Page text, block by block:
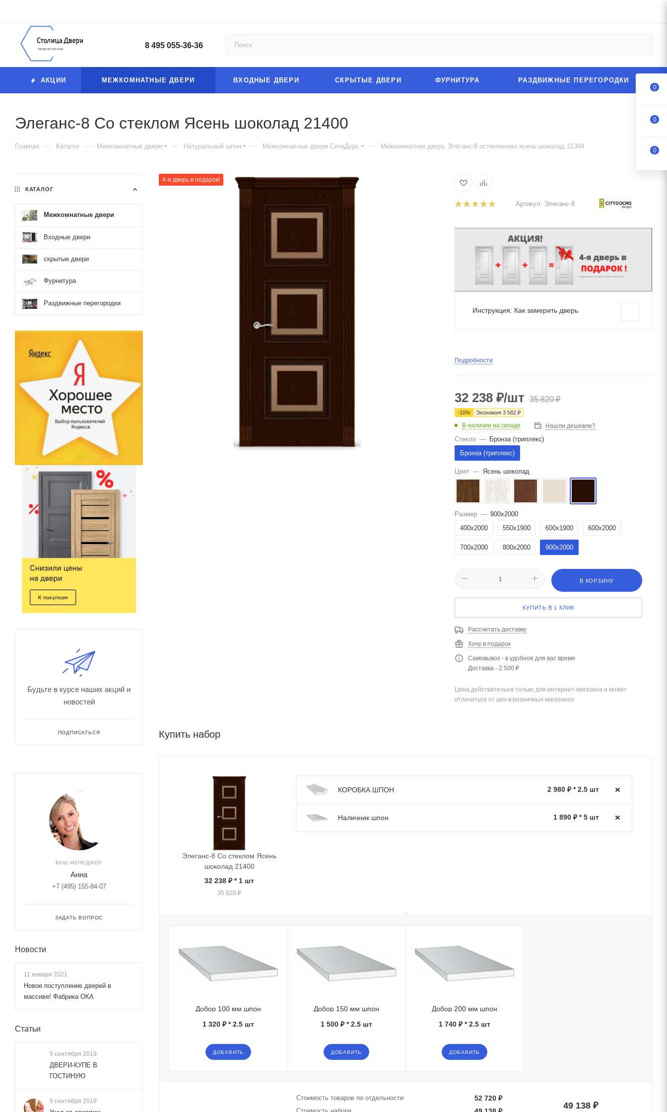
8 495 055-36-36
АКЦИИ МЕЖКОМНАТНЫЕ ДВЕРИ ВХОДНЫЕ ДВЕРИ СКРЫТЫЕ ДВЕРИ ФУРНИТУРА РАЗДВИЖНЫЕ ПЕРЕГОРОДКИ
Элеганс-8 Со стеклом Ясень шоколад 21400
Главная — Каталог — Межкомнатные двери — Натуральный шпон — Межкомнатные двери СитиДорс — Межкомнатная дверь Элеганс-8 остекленная ясень шоколад 21394
4-я дверь в подарок!
Артикул: Элеганс-8
Инструкция: Как замерить дверь
Подробности
32 238 ₽/шт 35 820₽
-10% Экономия3 582 ₽
В наличии на складе Нашли дешевле?
Стекло — Бронза (триплекс)
Бронза (триплекс)
Цвет — Ясень шоколад
Размер — 900x2000
400x2000
550x1900 600x1900 600x2000
700x2000 800x2000 900x2000
В КОРЗИНУ
КУПИТЬ В 1 КЛИК
Рассчитать доставку
Хочу в подарок
Самовывоз - в удобное для вас время
Доставка - 2 500 ₽
Цена действительна только для интернет-магазина и может
отличаться от цен в розничных магазинах
Купить набор
Элеганс-8 Со стеклом Ясень
шоколад 21400
32 238 ₽ * 1 шт
35 820 ₽
КОРОБКА ШПОН 2 980 ₽ * 2.5 шт
Наличник шпон 1 890 ₽ * 5 шт
Добор 100 мм шпон
1 320 ₽ * 2.5 шт
ДОБАВИТЬ
Добор 150 мм шпон
1 500 ₽ * 2.5 шт
ДОБАВИТЬ
Добор 200 мм шпон
1 740 ₽ * 2.5 шт
ДОБАВИТЬ
Стоимость товаров по отдельности 52 720 ₽
49 138 ₽
КАТАЛОГ
Межкомнатные двери
Входные двери
скрытые двери
Фурнитура
Раздвижные перегородки
Будьте в курсе наших акций и
новостей
ПОДПИСАТЬСЯ
ВАШ МЕНЕДЖЕР
Анна
+7 (495) 155-84-07
ЗАДАТЬ ВОПРОС
Новости
11 января 2021
Новое поступление дверей в
массиве! Фабрика ОКА
Статьи
5 сентября 2019
ДВЕРИ-КУПЕ В
ГОСТИНУЮ
5 сентября 2019
0
0
0